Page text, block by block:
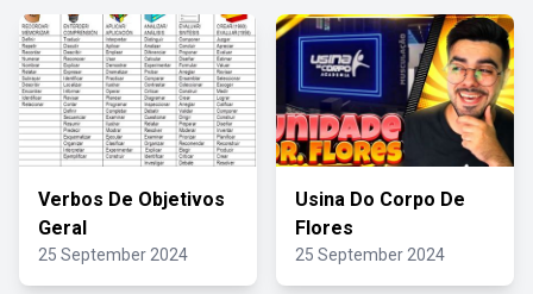
Verbos De Objetivos
Geral
25 September 2024
Usina Do Corpo De
Flores
25 September 2024